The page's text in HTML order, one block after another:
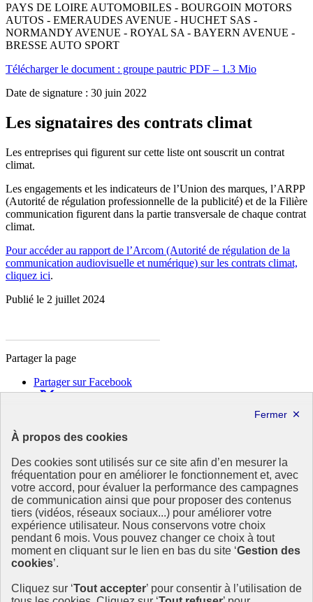
PAYS DE LOIRE AUTOMOBILES - BOURGOIN MOTORS
AUTOS - EMERAUDES AVENUE - HUCHET SAS -
NORMANDY AVENUE - ROYAL SA - BAYERN AVENUE -
BRESSE AUTO SPORT
Télécharger le document : groupe pautric PDF – 1.3 Mio
Date de signature : 30 juin 2022
Les signataires des contrats climat
Les entreprises qui figurent sur cette liste ont souscrit un contrat
climat.
Les engagements et les indicateurs de l’Union des marques, l’ARPP
(Autorité de régulation professionnelle de la publicité) et de la Filière
communication figurent dans la partie transversale de chaque contrat
climat.
Pour accéder au rapport de l’Arcom (Autorité de régulation de la
communication audiovisuelle et numérique) sur les contrats climat,
cliquez ici.
Publié le 2 juillet 2024
Partager la page
Partager sur Facebook
Copier dans le presse-papier
République
Française
Le portail est conçu pour être le point d'accès national à la
déclaration et au dépôt des contrats climat communications
commerciales et transition écologique. Il s'agit d'un site
gouvernemental, produit par le Commissariat général au
développement durable (CGDD), direction du ministère de la
info.gouv.fr- ouvre une nouvelle fenêtre
À propos des cookies
Des cookies sont utilisés sur ce site afin d’en mesurer la
fréquentation pour en améliorer le fonctionnement et, avec
votre accord, pour évaluer la performance des campagnes
de communication ainsi que pour proposer des contenus
tiers (vidéos, réseaux sociaux...) pour améliorer votre
expérience utilisateur. Nous conservons votre choix
pendant 6 mois. Vous pouvez changer ce choix à tout
moment en cliquant sur le lien en bas du site ‘Gestion des
cookies’.
Cliquez sur ‘Tout accepter’ pour consentir à l’utilisation de